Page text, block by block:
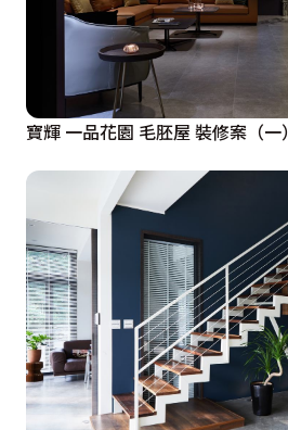
寶輝 一品花園 毛胚屋 裝修案（一）